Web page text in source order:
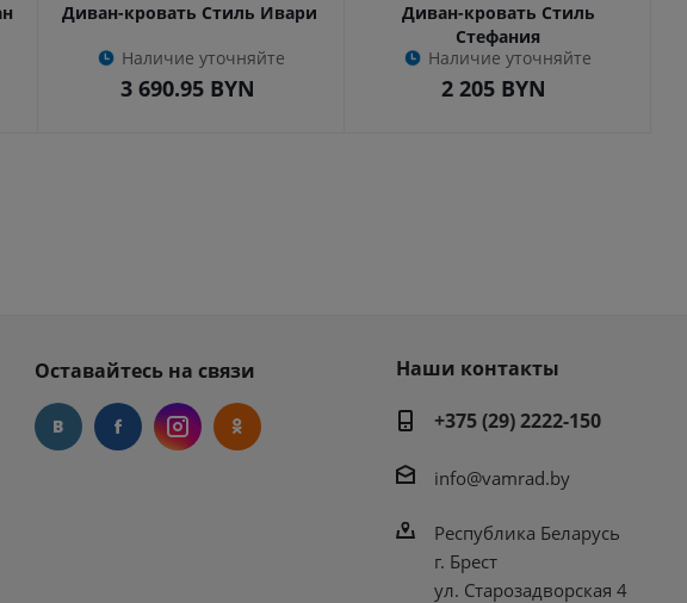
Диван-кровать Стиль Ивари
Наличие уточняйте
3 690.95BYN
Диван-кровать Стиль
Стефания
Наличие уточняйте
2 205 BYN
Оставайтесь на связи
Наши контакты
+375 (29) 2222-150
info@vamrad.by
Республика Беларусь
г. Брест
ул. Старозадворская 4